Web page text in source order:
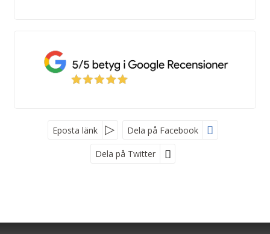
Eposta länk Dela på Facebook
Dela på Twitter